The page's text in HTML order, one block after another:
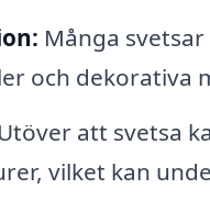
Många
och dekorativa
att svetsa
vilket kan